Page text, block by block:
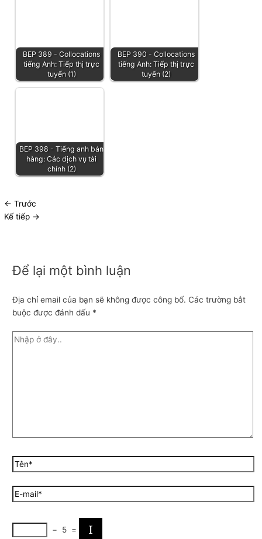
BEP 389 - Collocations
tiếng Anh: Tiếp thị trực
tuyến (1)
BEP 390 - Collocations
tiếng Anh: Tiếp thị trực
tuyến (2)
BEP 398 - Tiếng anh bán
hàng: Các dịch vụ tài
chính (2)
← Trước
Kế tiếp →
Để lại một bình luận
Địa chỉ email của bạn sẽ không được công bố. Các trường bắt
buộc được đánh dấu *
− 5 =